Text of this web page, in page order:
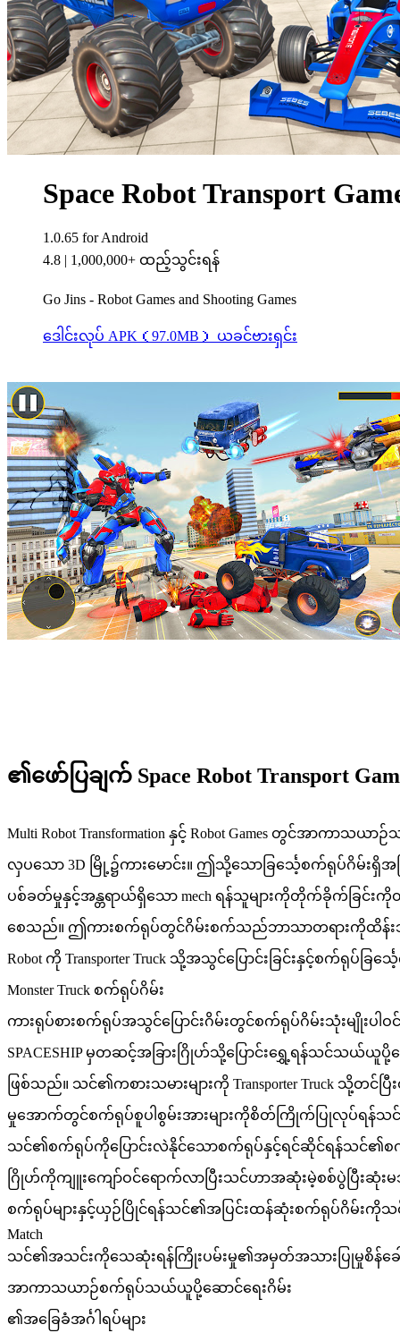
Space Robot Transport
1.0.65 for Android
4.8 | 1,000,000+ ထည့်သွင်းရန်
Go Jins - Robot Games and Shooting Games
ဒေါင်းလုပ် APK（97.0MB） ယခင်ဗားရှင်း
၏ဖော်ပြချက် Space Robot Transport
Multi Robot Transformation နှင့် Robot Games တွင်အာကာသ
လှပသော 3D မြို့၌ကားမောင်း။ ဤသို့သောခြင်္သေ့စက်ရုပ်ဂိ
ပစ်ခတ်မှုနှင့်အန္တရာယ်ရှိသော mech ရန်သူများကိုတိုက်ခိုက်ခြင်
စေသည်။ ဤကားစက်ရုပ်တွင်ဂိမ်းစက်သည်ဘာသာတရားကိုထိန်းသိ
Robot ကို Transporter Truck သို့အသွင်ပြောင်းခြင်းနှင့်စက်ရု
Monster Truck စက်ရုပ်ဂိမ်း
ကားရုပ်စားစက်ရုပ်အသွင်ပြောင်းဂိမ်းတွင်စက်ရုပ်ဂိမ်းသုံးမျိုးပါဝင်သည်။
SPACESHIP မှတဆင့်အခြားဂြိုဟ်သို့ပြောင်းရွှေ့ရန်သင်သယ်ယူ
ဖြစ်သည်။ သင်၏ကစားသမားများကို Transporter Truck သို့တ
မှုအောက်တွင်စက်ရုပ်စူပါစွမ်းအားများကိုစိတ်ကြိုက်ပြုလုပ်ရန်သ
သင်၏စက်ရုပ်ကိုပြောင်းလဲနိုင်သောစက်ရုပ်နှင့်ရင်ဆိုင်ရန်သင်၏စက်
ဂြိုဟ်ကိုကျူးကျော်ဝင်ရောက်လာပြီးသင်ဟာအဆုံးမဲ့စစ်ပွဲပြီး
စက်ရုပ်များနှင့်ယှဉ်ပြိုင်ရန်သင်၏အပြင်းထန်ဆုံးစက်ရုပ်ဂိမ်းကိုသင်
Match
သင်၏အသင်းကိုသေဆုံးရန်ကြိုးပမ်းမှု၏အမှတ်အသားပြုမှုစိန်ခေါ်
အာကာသယာဉ်စက်ရုပ်သယ်ယူပို့ဆောင်ရေးဂိမ်း
၏အခြေခံအင်္ဂါရပ်များ